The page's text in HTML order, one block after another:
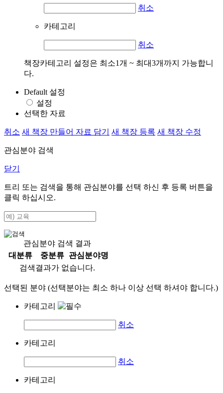
취소
카테고리
취소
책장카테고리 설정은 최소1개 ~ 최대3개까지 가능합니
다.
Default 설정
설정
선택한 자료
취소 새 책장 만들어 자료 담기 새 책장 등록 새 책장 수정
관심분야 검색
닫기
트리 또는 검색을 통해 관심분야를 선택 하신 후 등록 버튼을
클릭 하십시오.
관심분야 검색 결과
대분류
중분류
관심분야명
검색결과가 없습니다.
선택된 분야 (선택분야는 최소 하나 이상 선택 하셔야 합니다.)
카테고리
취소
카테고리
취소
카테고리